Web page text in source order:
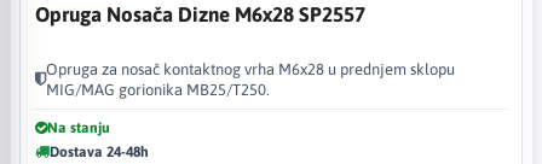
Opruga Nosača Dizne M6x28 SP2557
Opruga za nosač kontaktnog vrha M6x28 u prednjem sklopu
MIG/MAG gorionika MB25/T250.
Na stanju
Dostava 24-48h